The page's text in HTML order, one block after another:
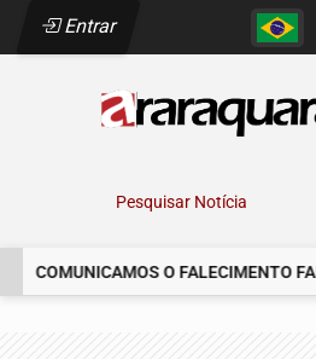
Entrar
Pesquisar Notícia
COMUNICAMOS O FALECIMENTO